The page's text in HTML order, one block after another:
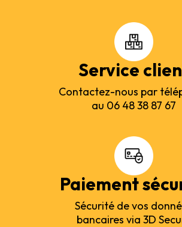
Service
Contactez-nous par
au 06 48 38 87 67
Paiement
Sécurité de vos
bancaires via 3D